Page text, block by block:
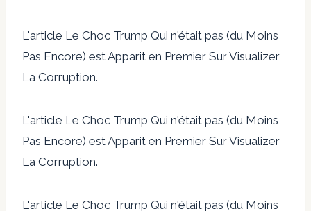
L'article Le Choc Trump Qui n'était pas (du Moins
Pas Encore) est Apparit en Premier Sur Visualizer
La Corruption.
L'article Le Choc Trump Qui n'était pas (du Moins
Pas Encore) est Apparit en Premier Sur Visualizer
La Corruption.
L'article Le Choc Trump Qui n'était pas (du Moins